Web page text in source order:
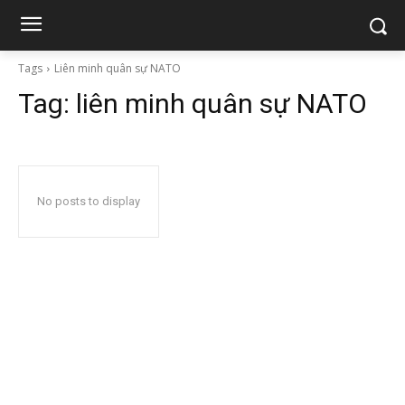
Tags Liên minh quân sự NATO
Tag: liên minh quân sự NATO
No posts to display